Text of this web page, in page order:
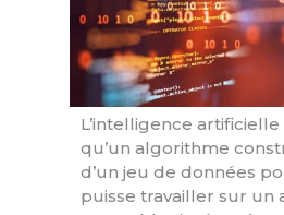
L’intelligence artificielle
qu’un algorithme
d’un jeu de données
puisse travailler sur un